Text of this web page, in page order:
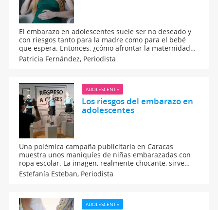
El embarazo en adolescentes suele ser no deseado y
con riesgos tanto para la madre como para el bebé
que espera. Entonces, ¿cómo afrontar la maternidad
en la adolescencia? Cómo superar los miedos,
angustias y enfado por esta situación y hacerse cargo
Patricia Fernández, Periodista
ADOLESCENTE
Los riesgos del embarazo en
adolescentes
Una polémica campaña publicitaria en Caracas
muestra unos maniquíes de niñas embarazadas con
ropa escolar. La imagen, realmente chocante, sirve
para alertar sobre los peligros que supone un
embarazo en adolescentes. En Venezuela han
poner freno. La mejor manera: sensibilizar a los
padres sobre este problema.
Estefanía Esteban, Periodista
ADOLESCENTE